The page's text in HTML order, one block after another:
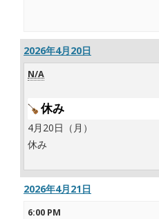
2026年4月20日
N/A
休み
4月20日（月）
休み
2026年4月21日
6:00 PM